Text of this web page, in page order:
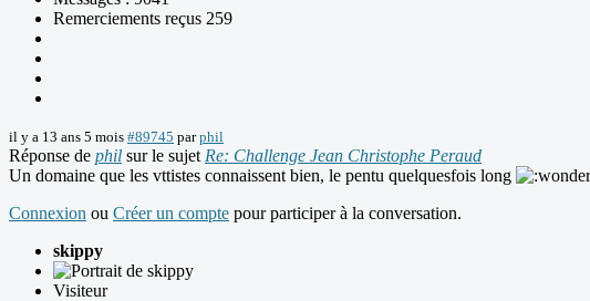
Remerciements reçus 259
il y a 13 ans 5 mois #89745 parphil
Réponse de phil sur le sujet Re: Challenge Jean Christophe Peraud
Un domaine que les vttistes connaissent bien, le pentu quelquesfois long
Connexion ou Créer un compte pour participer à la conversation.
skippy
Visiteur